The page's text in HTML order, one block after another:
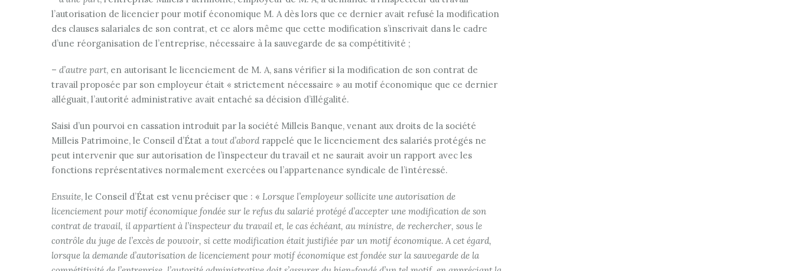
l’autorisation de licencier pour motif économique M. A dès lors que ce dernier avait refusé la modification
des clauses salariales de son contrat, et ce alors même que cette modification s’inscrivait dans le cadre
d’une réorganisation de l’entreprise, nécessaire à la sauvegarde de sa compétitivité ;
– d’autre part, en autorisant le licenciement de M. A, sans vérifier si la modification de son contrat de
travail proposée par son employeur était « strictement nécessaire » au motif économique que ce dernier
alléguait, l’autorité administrative avait entaché sa décision d’illégalité.
Saisi d’un pourvoi en cassation introduit par la société Milleis Banque, venant aux droits de la société
Milleis Patrimoine, le Conseil d’État a tout d’abord rappelé que le licenciement des salariés protégés ne
peut intervenir que sur autorisation de l’inspecteur du travail et ne saurait avoir un rapport avec les
fonctions représentatives normalement exercées ou l’appartenance syndicale de l’intéressé.
Ensuite, le Conseil d’État est venu préciser que : « Lorsque l’employeur sollicite une autorisation de
licenciement pour motif économique fondée sur le refus du salarié protégé d’accepter une modification de son
contrat de travail, il appartient à l’inspecteur du travail et, le cas échéant, au ministre, de rechercher, sous le
contrôle du juge de l’excès de pouvoir, si cette modification était justifiée par un motif économique. A cet égard,
lorsque la demande d’autorisation de licenciement pour motif économique est fondée sur la sauvegarde de la